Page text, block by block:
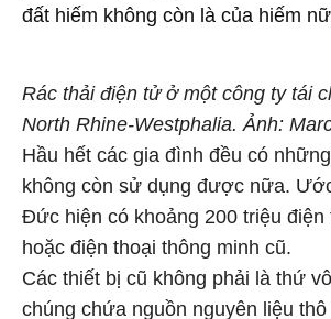
đất hiếm không còn là của hiếm
Rác thải điện tử ở một công ty tái
North Rhine-Westphalia. Ảnh:
Hầu hết các gia đình đều có
không còn sử dụng được nữa.
Đức hiện có khoảng 200 triệu điện
hoặc điện thoại thông minh cũ.
Các thiết bị cũ không phải là thứ
chúng chứa nguồn nguyên liệu